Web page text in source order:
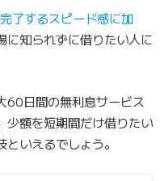
了するスピード感に加
に知られずに借りたい人に
60日間の無利息サービス
少額を短期間だけ借りたい
いえるでしょう。